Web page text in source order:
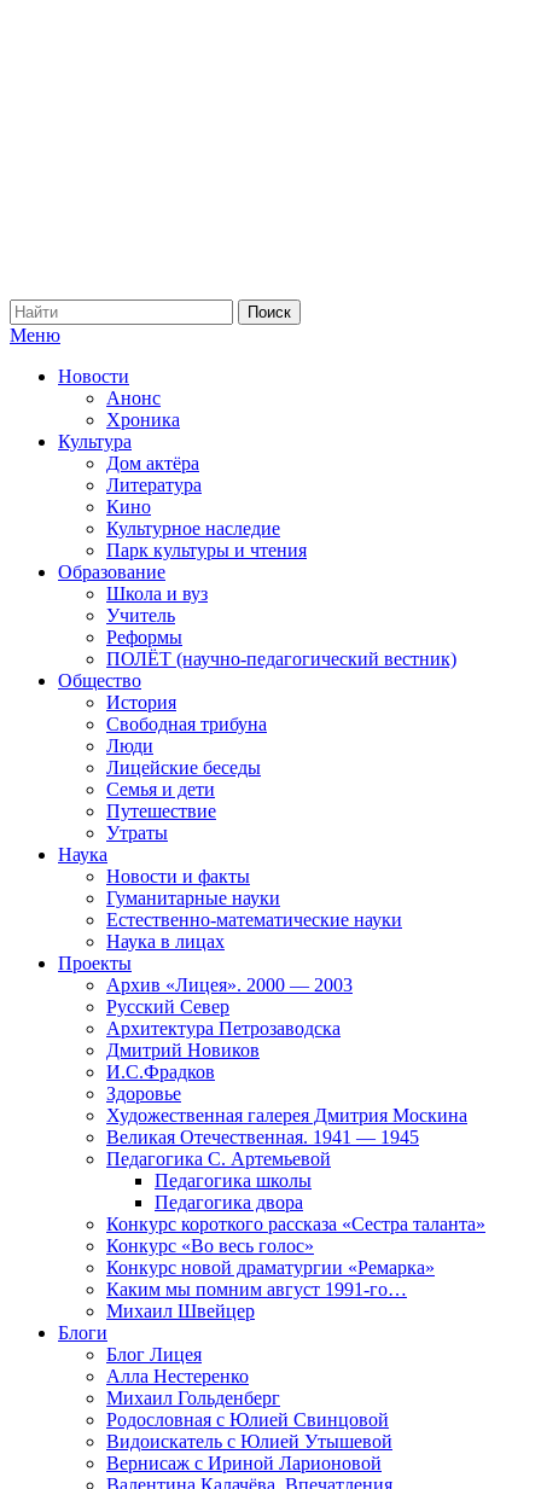
Меню
Новости
Анонс
Хроника
Культура
Дом актёра
Литература
Кино
Культурное наследие
Парк культуры и чтения
Образование
Школа и вуз
Учитель
Реформы
ПОЛЁТ (научно-педагогический вестник)
Общество
История
Свободная трибуна
Люди
Лицейские беседы
Семья и дети
Путешествие
Утраты
Наука
Новости и факты
Гуманитарные науки
Естественно-математические науки
Наука в лицах
Проекты
Архив «Лицея». 2000 — 2003
Русский Север
Архитектура Петрозаводска
Дмитрий Новиков
И.С.Фрадков
Здоровье
Художественная галерея Дмитрия Москина
Великая Отечественная. 1941 — 1945
Педагогика С. Артемьевой
Педагогика школы
Педагогика двора
Конкурс короткого рассказа «Сестра таланта»
Конкурс «Во весь голос»
Конкурс новой драматургии «Ремарка»
Каким мы помним август 1991-го…
Михаил Швейцер
Блоги
Блог Лицея
Алла Нестеренко
Михаил Гольденберг
Родословная с Юлией Свинцовой
Видоискатель с Юлией Утышевой
Вернисаж с Ириной Ларионовой